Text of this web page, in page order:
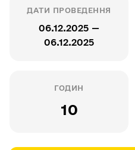
ДАТИ ПРОВЕДЕННЯ
06.12.2025 —
06.12.2025
ГОДИН
10